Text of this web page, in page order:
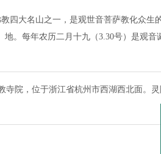
四大名山之一，是观世音菩萨教化众生
地。每年农历二月十九（3.30号）是观
寺院，位于浙江省杭州市西湖西北面。